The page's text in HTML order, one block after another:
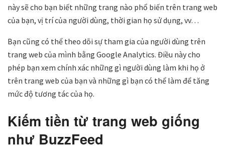
này sẽ cho bạn biết những trang nào phổ biến trên trang web
của bạn, vị trí của người dùng, thời gian họ sử dụng, vv…
Bạn cũng có thể theo dõi sự tham gia của người dùng trên
trang web của mình bằng Google Analytics. Điều này cho
phép bạn xem chính xác những gì người dùng làm khi họ ở
trên trang web của bạn và những gì bạn có thể làm để tăng
mức độ tương tác của họ.
Kiếm tiền từ trang web giống
như BuzzFeed